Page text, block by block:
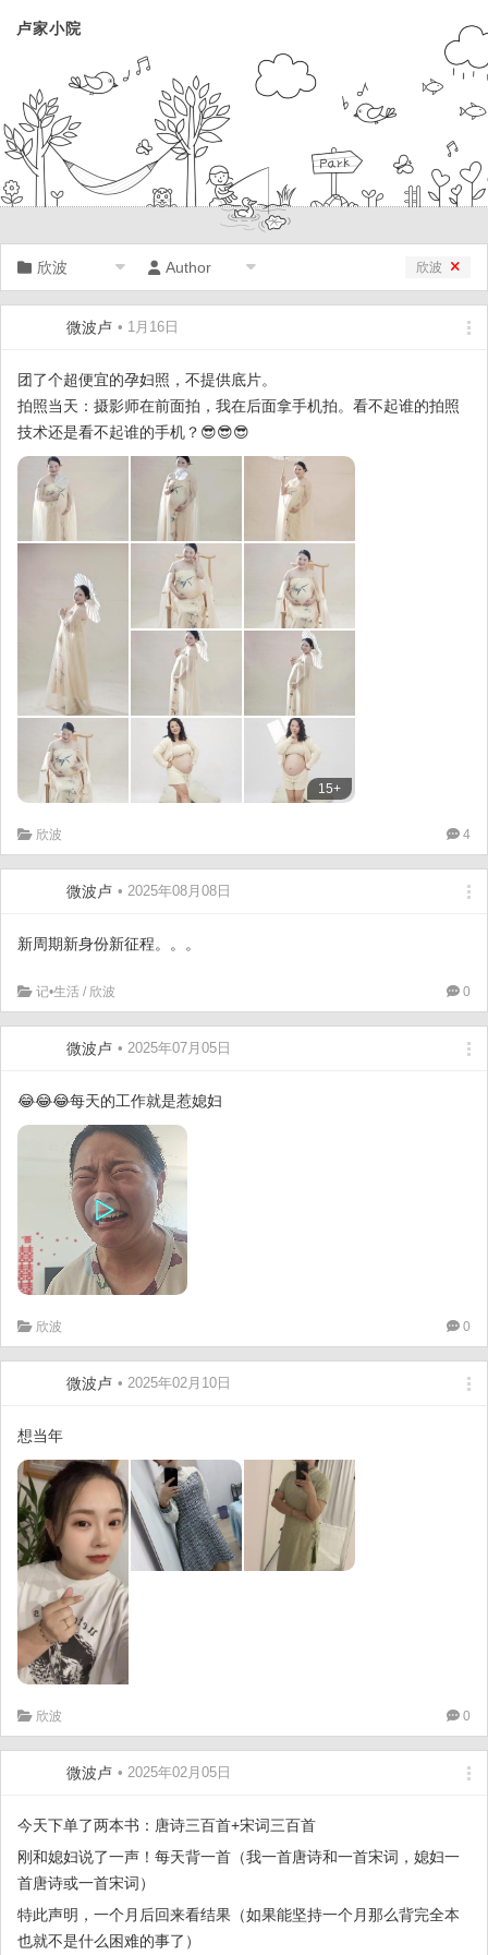
卢家小院
欣波 Author 欣波
微波卢 • 1月16日
团了个超便宜的孕妇照，不提供底片。
拍照当天：摄影师在前面拍，我在后面拿手机拍。看不起谁的拍照
技术还是看不起谁的手机？😎😎😎
15+
欣波 4
微波卢 • 2025年08月08日
新周期新身份新征程。。。
记•生活 / 欣波 0
微波卢 • 2025年07月05日
😂😂😂每天的工作就是惹媳妇
欣波 0
微波卢 • 2025年02月10日
想当年
欣波 0
微波卢 • 2025年02月05日
今天下单了两本书：唐诗三百首+宋词三百首
刚和媳妇说了一声！每天背一首（我一首唐诗和一首宋词，媳妇一
首唐诗或一首宋词）
特此声明，一个月后回来看结果（如果能坚持一个月那么背完全本
也就不是什么困难的事了）